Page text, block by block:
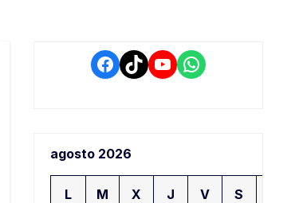
Facebook
TikTokYouTube
WhatsApp
agosto 2026
L M X J V S